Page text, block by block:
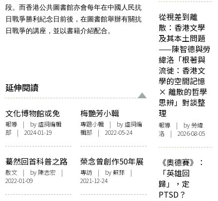
段。而香港公共圖書館亦會每年在中國人民抗
日戰爭勝利紀念日前後，在圖書館舉辦有關抗
日戰爭的講座，並以書籍介紹配合。
延伸閱讀
文化博物館或免
「殺館」並將改成
「流行文化館」 朱
少璋：轉型構想名
不正言不順 李展
鵬：任何文化都應
有好的展示空間
報導 | by 虛詞編輯
部 | 2024-01-19
梅艷芳小輯
專題小輯| by 虛詞編
輯部 | 2022-05-24
驀然回首科普之路
散文 | by 陳志宏 |
2022-01-09
榮念曾創作50年展
思考過去、現在與
未來 策展人劉小
康：是香港文化發
專訪| by 蘇菲 |
2021-12-24
從視差到離
散：香港文學
及其本土問題
——陳智德與勞
緯洛「根著與
流徙：香港文
學的空間記憶
× 離散的哲學
思辨」對談整
理
報導 | by 勞緯
洛 | 2026-08-05
《奧德賽》：
「英雄回
歸」，定
PTSD？